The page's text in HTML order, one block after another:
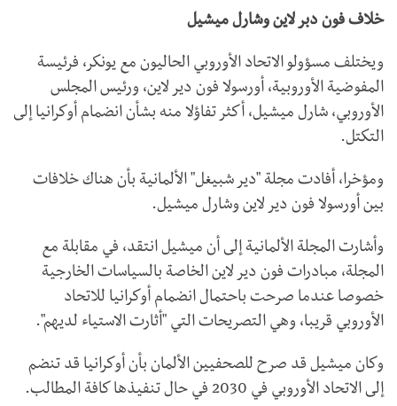
خلاف فون دبر لاين وشارل ميشيل
ويختلف مسؤولو الاتحاد الأوروبي الحاليون مع يونكر، فرئيسة
المفوضية الأوروبية، أورسولا فون دير لاين، ورئيس المجلس
الأوروبي، شارل ميشيل، أكثر تفاؤلا منه بشأن انضمام أوكرانيا إلى
التكتل.
ومؤخرا، أفادت مجلة "دير شبيغل" الألمانية بأن هناك خلافات
بين أورسولا فون دير لاين وشارل ميشيل.
وأشارت المجلة الألمانية إلى أن ميشيل انتقد، في مقابلة مع
المجلة، مبادرات فون دير لاين الخاصة بالسياسات الخارجية
خصوصا عندما صرحت باحتمال انضمام أوكرانيا للاتحاد
الأوروبي قريبا، وهي التصريحات التي "أثارت الاستياء لديهم".
وكان ميشيل قد صرح للصحفيين الألمان بأن أوكرانيا قد تنضم
إلى الاتحاد الأوروبي في 2030 في حال تنفيذها كافة المطالب.